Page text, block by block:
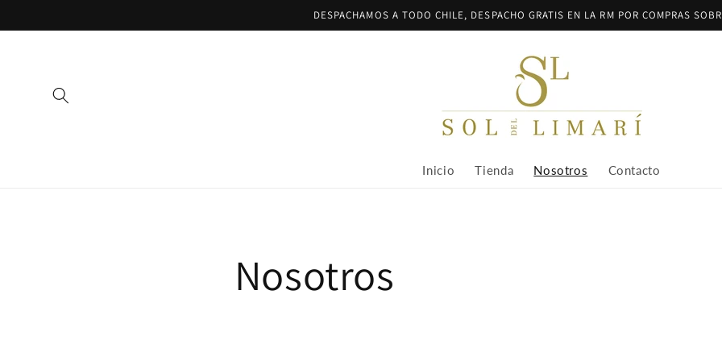
al contenido
DESPACHAMOS A TODO CHILE, DESPACHO GRATIS EN LA RM POR COMPRAS
Inicio Tienda Nosotros Contacto
Nosotros